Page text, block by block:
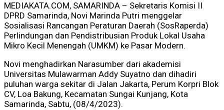
MEDIAKATA.COM, SAMARINDA – Sekretaris Komisi II
DPRD Samarinda, Novi Marinda Putri menggelar
Sosialisasi Rancangan Peraturan Daerah (SosRaperda)
Perlindungan dan Pendistribusian Produk Lokal Usaha
Mikro Kecil Menengah (UMKM) ke Pasar Modern.
Novi menghadirkan Narasumber dari akademisi
Universitas Mulawarman Addy Suyatno dan dihadiri
puluhan warga sekitar di Jalan Jakarta, Perum Korpri Blok
CV, Loa Bakung, Kecamatan Sungai Kunjang, Kota
Samarinda, Sabtu, (08/4/2023).